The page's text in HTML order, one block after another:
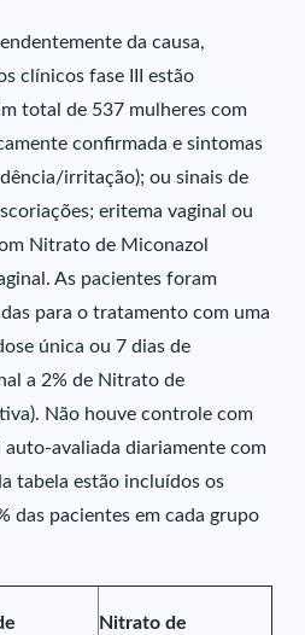
da causa,
clínicos fase III estão
total de 537 mulheres com
confirmada e sintomas
irritação); ou sinais de
eritema vaginal ou
Nitrato de Miconazol
As pacientes foram
para o tratamento com uma
única ou 7 dias de
a 2% de Nitrato de
Não houve controle com
auto-avaliada diariamente com
tabela estão incluídos os
das pacientes em cada grupo
Nitrato de